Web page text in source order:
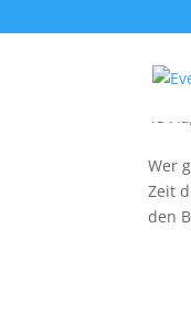
13
Wer
Zeit
den